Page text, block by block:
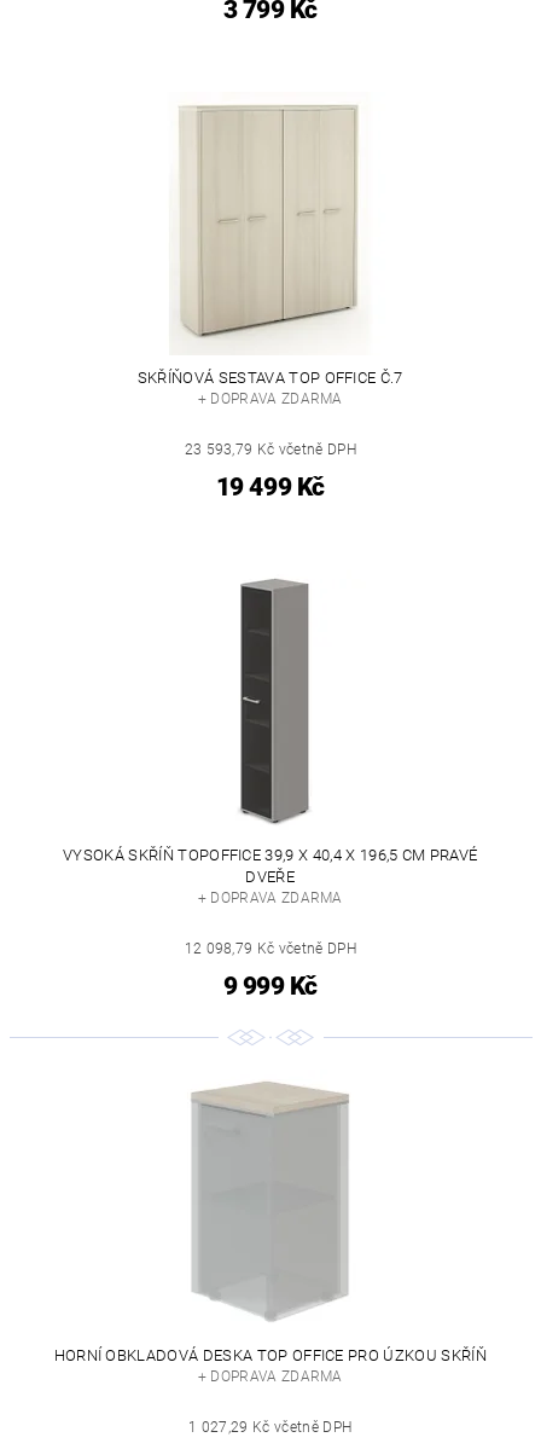
3 799 Kč
SKŘÍŇOVÁ SESTAVA TOP OFFICE Č.7
+ DOPRAVA ZDARMA
23 593,79 Kč včetně DPH
19 499 Kč
VYSOKÁ SKŘÍŇ TOPOFFICE 39,9 X 40,4 X 196,5 CM PRAVÉ
DVEŘE
+ DOPRAVA ZDARMA
12 098,79 Kč včetně DPH
9 999 Kč
HORNÍ OBKLADOVÁ DESKA TOP OFFICE PRO ÚZKOU SKŘÍŇ
+ DOPRAVA ZDARMA
1 027,29 Kč včetně DPH